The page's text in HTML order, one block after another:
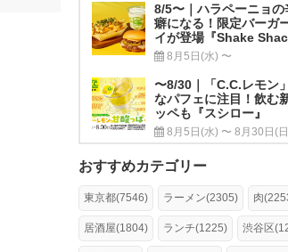
8/5〜｜ハラペーニョの
癖になる！限定バーガ
イが登場『Shake
8月5日(水) 〜
〜8/30｜「C.C.レモン
なパフェに注目！飲む
ッペも『スシロー』
8月5日(水) 〜 8月30日(
おすすめカテゴリー
東京都(7546) ラーメン(2305) 肉
居酒屋(1804) ランチ(1225) 渋谷区